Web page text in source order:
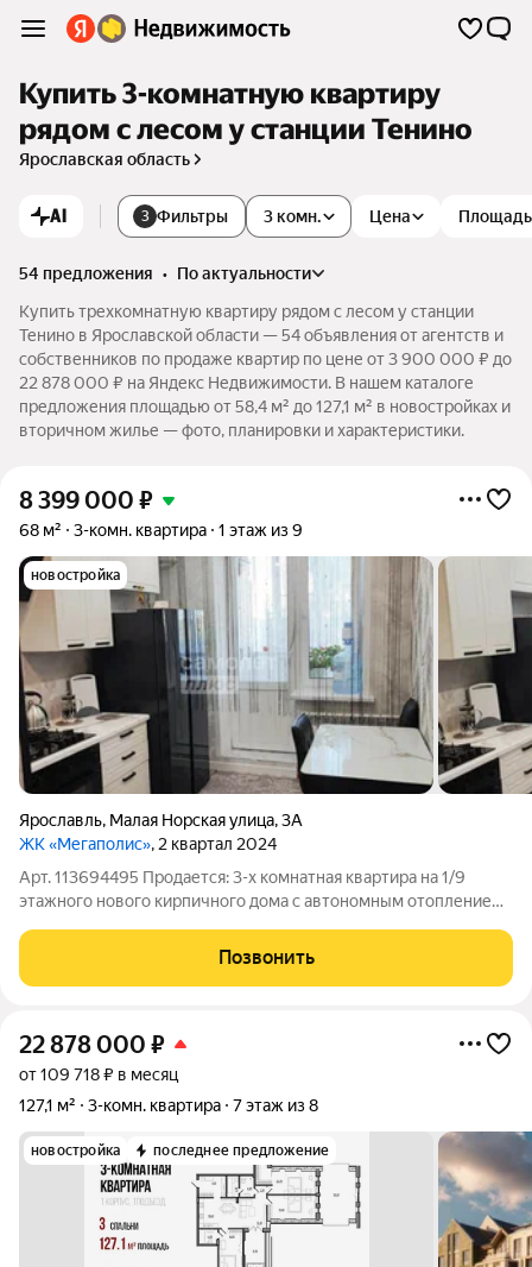
Купить 3-комнатную квартиру
рядом с лесом у станции Тенино
Ярославская область
AI 3 Фильтры 3 комн. Цена Площадь
54 предложения •
по актуальности
Купить трехкомнатную квартиру рядом с лесом у станции
Тенино в Ярославской области — 54 объявления от агентств и
собственников по продаже квартир по цене от 3 900 000 ₽ до
22 878 000 ₽ на Яндекс Недвижимости. В нашем каталоге
предложения площадью от 58,4 м² до 127,1 м² в новостройках и
вторичном жилье — фото, планировки и характеристики.
8 399 000 ₽
68 м² 3-комн. квартира 1 этаж из 9
новостройка
Ярославль, Малая Норская улица,3А
ЖК «Мегаполис», 2 квартал 2024
Арт. 113694495 Продается: 3-х комнатная квартира на 1/9
этажного нового кирпичного дома с автономным отоплением
район). Параметры: Общая площадь - 68 м2, жилая площадь -
44 м2, кухня - 10 м2.
Позвонить
22 878 000 ₽
от 109 718 ₽ в месяц
127,1 м²
3-комн. квартира 7 этаж из 8
новостройка последнее предложение